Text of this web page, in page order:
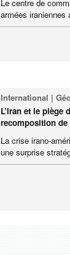
Le centre de
armées iraniennes
International |
L’Iran et le piège
recomposition de
La crise irano-
une surprise